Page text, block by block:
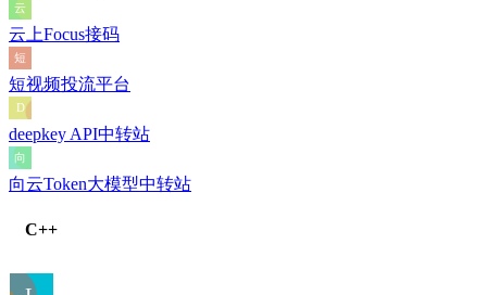
云上Focus接码
短视频投流平台
deepkey API中转站
向云Token大模型中转站
C++